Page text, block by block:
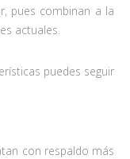
pues combinan a la
actuales.
puedes seguir
con respaldo más